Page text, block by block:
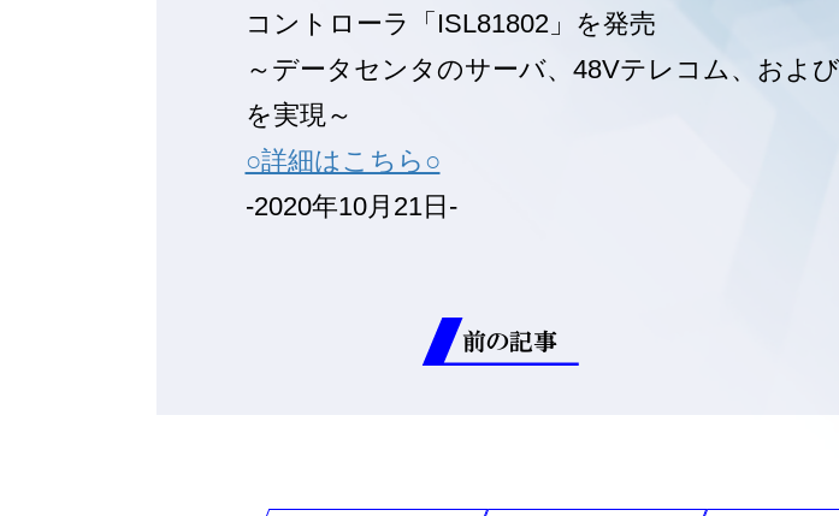
コントローラ「ISL81802」を発売
～データセンタのサーバ、48Vテレコム、およ
を実現～
○詳細はこちら○
-2020年10月21日-
前の記事